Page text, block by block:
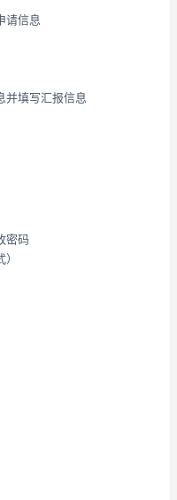
请信息
并填写汇报信息
密码